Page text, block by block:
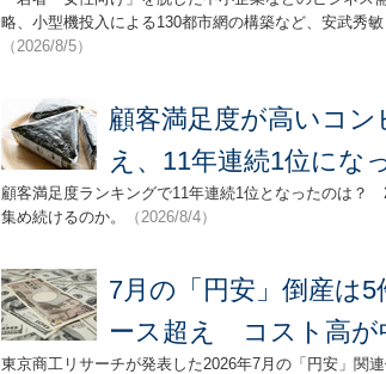
略、小型機投入による130都市網の構築など、安武秀
（2026/8/5）
顧客満足度が高いコ
え、11年連続1位にな
顧客満足度ランキングで11年連続1位となったのは？
集め続けるのか。
（2026/8/4）
7月の「円安」倒産は
ース超え コスト高が
東京商工リサーチが発表した2026年7月の「円安」関